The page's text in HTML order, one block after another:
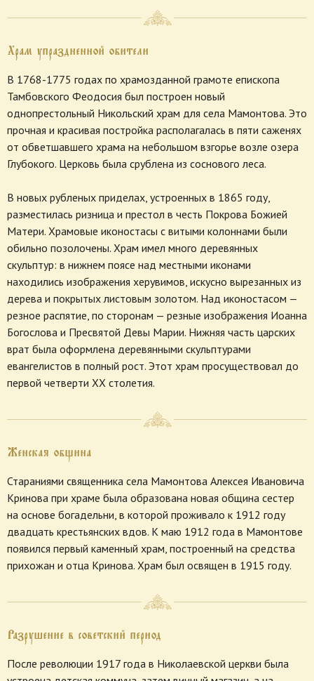
Храм упраздненной обители
В 1768-1775 годах по храмозданной грамоте епископа
Тамбовского Феодосия был построен новый
однопрестольный Никольский храм для села Мамонтова. Это
прочная и красивая постройка располагалась в пяти саженях
от обветшавшего храма на небольшом взгорье возле озера
Глубокого. Церковь была срублена из соснового леса.
В новых рубленых приделах, устроенных в 1865 году,
разместилась ризница и престол в честь Покрова Божией
Матери. Храмовые иконостасы с витыми колоннами были
обильно позолочены. Храм имел много деревянных
скульптур: в нижнем поясе над местными иконами
находились изображения херувимов, искусно вырезанных из
дерева и покрытых листовым золотом. Над иконостасом —
резное распятие, по сторонам — резные изображения Иоанна
Богослова и Пресвятой Девы Марии. Нижняя часть царских
врат была оформлена деревянными скульптурами
евангелистов в полный рост. Этот храм просуществовал до
первой четверти XX столетия.
Женская община
Стараниями священника села Мамонтова Алексея Ивановича
Кринова при храме была образована новая община сестер
на основе богадельни, в которой проживало к 1912 году
двадцать крестьянских вдов. К маю 1912 года в Мамонтове
появился первый каменный храм, построенный на средства
прихожан и отца Кринова. Храм был освящен в 1915 году.
Разрушение в советский период
После революции 1917 года в Николаевской церкви была